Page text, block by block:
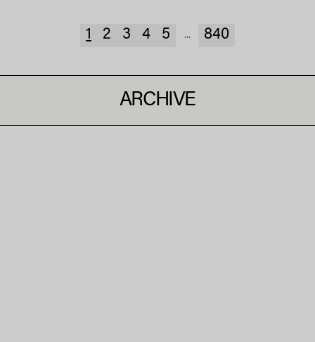
1 2 3 4 5 ... 840
ARCHIVE